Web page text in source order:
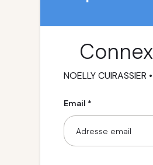
NOELLY
Email *